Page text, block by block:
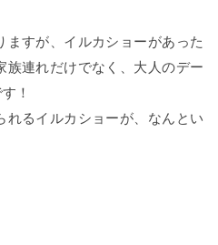
すが、イルカショーがあった
族連れだけでなく、大人のデー
！
れるイルカショーが、なんとい